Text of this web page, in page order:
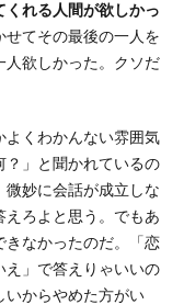
くれる人間が欲しかっ
せてその最後の一人を
人欲しかった。クソだ
よくわかんない雰囲気
？」と聞かれているの
微妙に会話が成立しな
えろよと思う。でもあ
きなかったのだ。「恋
え」で答えりゃいいの
いからやめた方がい